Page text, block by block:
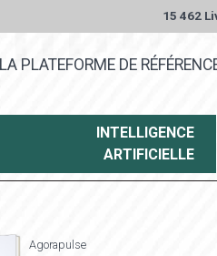
15 462
LA PLATEFORME DE
INTELLIGENCE
ARTIFICIELLE
Agorapulse